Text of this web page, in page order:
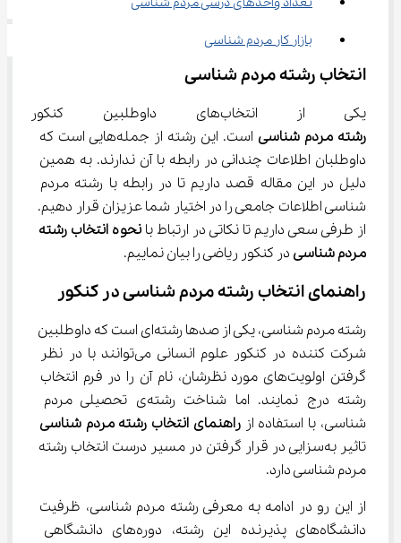
بازار کار مردم شناسی
انتخاب رشته مردم شناسی
یکی از انتخاب‌های داوطلبین کنکور علوم انسانی، انتخاب
رشته مردم شناسی
است. این رشته از جمله‌هایی است که
داوطلبان اطلاعات چندانی در رابطه با آن ندارند. به همین
دلیل در این مقاله قصد داریم تا در رابطه با رشته مردم
شناسی اطلاعات جامعی را در اختیار شما عزیزان قرار دهیم.
از طرفی سعی داریم تا نکاتی در ارتباط با نحوه انتخاب رشته
مردم شناسی در کنکور ریاضی را بیان نماییم.
راهنمای انتخاب رشته مردم شناسی در کنکور
رشته مردم شناسی، یکی از صدها رشته‌ای است که داوطلبین
شرکت کننده در کنکور علوم انسانی می‌توانند با در نظر
گرفتن اولویت‌های مورد نظرشان، نام آن را در فرم انتخاب
رشته درج نمایند. اما شناخت رشته‌ی تحصیلی مردم
شناسی، با استفاده از راهنمای انتخاب رشته مردم شناسی
تاثیر به‌سزایی در قرار گرفتن در مسیر درست انتخاب رشته
مردم شناسی دارد.
از این رو در ادامه به معرفی رشته مردم شناسی، ظرفیت
دانشگاه‌های پذیرنده این رشته، دوره‌های دانشگاهی